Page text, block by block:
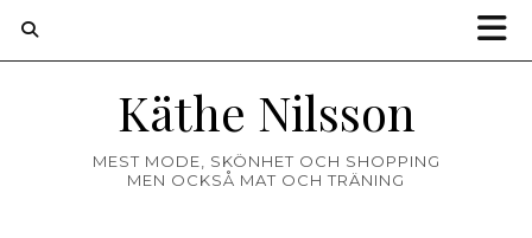
Käthe Nilsson
MEST MODE, SKÖNHET OCH SHOPPING
MEN OCKSÅ MAT OCH TRÄNING